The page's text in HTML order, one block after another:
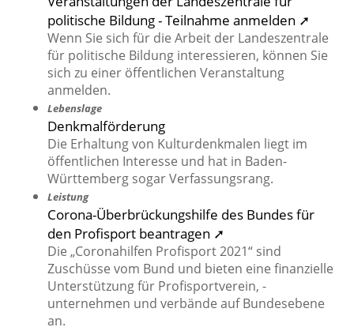
politische Bildung - Teilnahme anmelden ➚
Wenn Sie sich für die Arbeit der Landeszentrale
für politische Bildung interessieren, können Sie
sich zu einer öffentlichen Veranstaltung
anmelden.
Lebenslage
Denkmalförderung
Die Erhaltung von Kulturdenkmalen liegt im
öffentlichen Interesse und hat in Baden-
Württemberg sogar Verfassungsrang.
Leistung
Corona-Überbrückungshilfe des Bundes für
den Profisport beantragen ➚
Die „Coronahilfen Profisport 2021“ sind
Zuschüsse vom Bund und bieten eine finanzielle
Unterstützung für Profisportverein, -
unternehmen und verbände auf Bundesebene
an.